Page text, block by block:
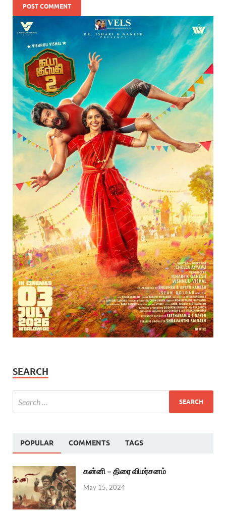
SEARCH
POPULAR COMMENTS TAGS
கன்னி – திரை விமர்சனம்
May 15, 2024